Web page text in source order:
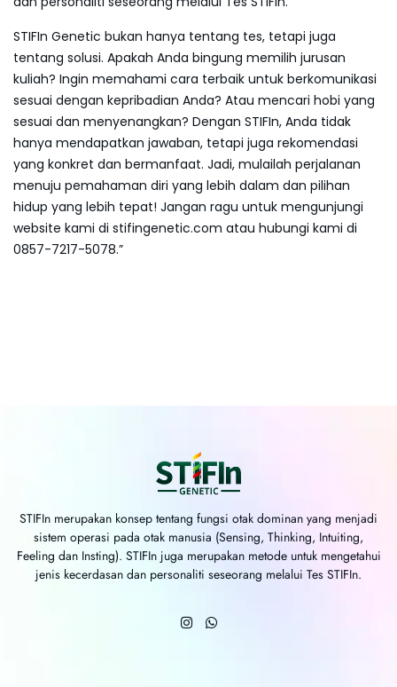
STIFIn Genetic bukan hanya tentang tes, tetapi juga
tentang solusi. Apakah Anda bingung memilih jurusan
kuliah? Ingin memahami cara terbaik untuk berkomunikasi
sesuai dengan kepribadian Anda? Atau mencari hobi yang
sesuai dan menyenangkan? Dengan STIFIn, Anda tidak
hanya mendapatkan jawaban, tetapi juga rekomendasi
yang konkret dan bermanfaat. Jadi, mulailah perjalanan
menuju pemahaman diri yang lebih dalam dan pilihan
hidup yang lebih tepat! Jangan ragu untuk mengunjungi
website kami di stifingenetic.com atau hubungi kami di
0857-7217-5078.”
STIFIn merupakan konsep tentang fungsi otak dominan yang menjadi
sistem operasi pada otak manusia (Sensing, Thinking, Intuiting,
Feeling dan Insting). STIFIn juga merupakan metode untuk mengetahui
jenis kecerdasan dan personaliti seseorang melalui Tes STIFIn.